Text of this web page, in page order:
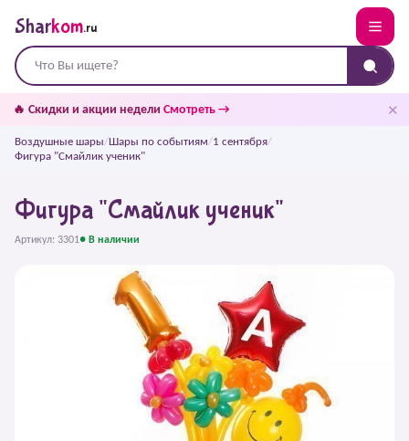
Sharkom.ru
🔥 Скидки и акции недели Смотреть → ✕
Воздушные шары/Шары по событиям/1 сентября/
Фигура "Смайлик ученик"
Фигура "Смайлик ученик"
Артикул: 3301● В наличии